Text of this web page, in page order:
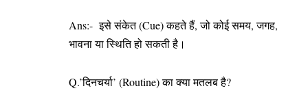
Ans:- इसे संकेत (Cue) कहते हैं, जो कोई समय, जगह,
भावना या स्थिति हो सकती है।
Q.’दिनचर्या’ (Routine) का क्या मतलब है?